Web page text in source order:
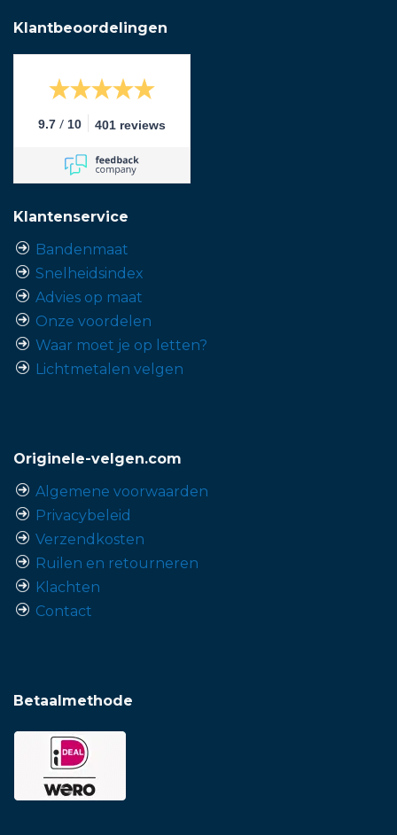
Klantbeoordelingen
9.7 / 10 401 reviews
Klantenservice
Bandenmaat
Snelheidsindex
Advies op maat
Onze voordelen
Waar moet je op letten?
Lichtmetalen velgen
Originele-velgen.com
Algemene voorwaarden
Privacybeleid
Verzendkosten
Ruilen en retourneren
Klachten
Contact
Betaalmethode